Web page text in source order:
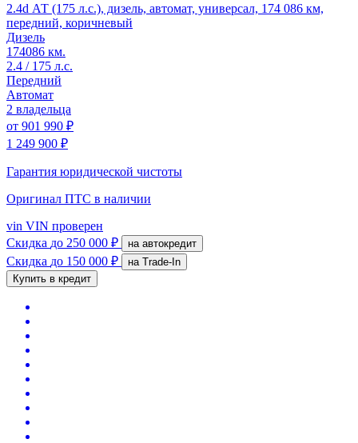
2.4d АТ (175 л.с.), дизель, автомат, универсал, 174 086 км,
передний, коричневый
Дизель
174086 км.
2.4 / 175 л.с.
Передний
Автомат
2 владельца
от 901 990 ₽
1 249 900 ₽
Гарантия юридической чистоты
Оригинал ПТС в наличии
vin VIN проверен
Скидка до 250 000 ₽ на автокредит
Скидка до 150 000 ₽
на Trade-In
Купить в кредит